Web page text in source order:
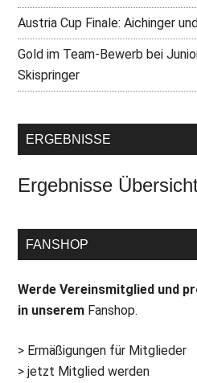
Austria Cup Finale: Aichinger
Gold im Team-Bewerb bei
Skispringer
ERGEBNISSE
Ergebnisse
FANSHOP
Werde Vereinsmitglied und
in unserem Fanshop.
> Ermäßigungen für Mitglieder
> jetzt Mitglied werden